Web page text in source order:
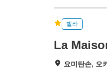
빌라
La
요미탄손, 오